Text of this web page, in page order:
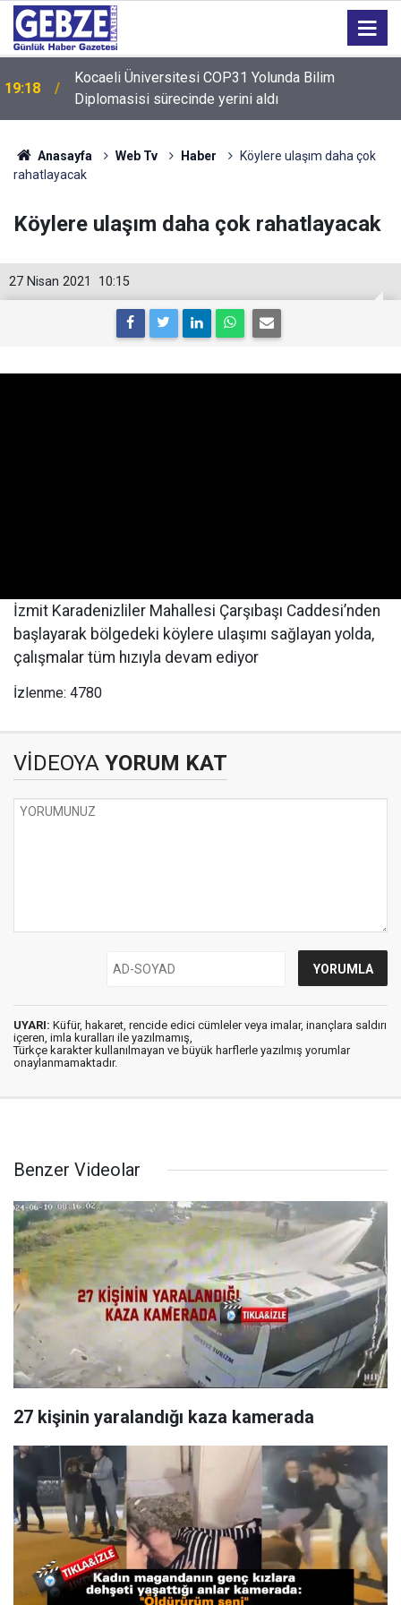
19:18
Kocaeli Üniversitesi COP31 Yolunda Bilim
Diplomasisi sürecinde yerini aldı
19:17
Başkanvekili Lütfü Obuz’dan Pazar Ziyareti
Anasayfa Web Tv Haber
Köylere ulaşım daha çok
rahatlayacak
Köylere ulaşım daha çok rahatlayacak
10:15
27 Nisan 2021
İzmit Karadenizliler Mahallesi Çarşıbaşı Caddesi’nden
başlayarak bölgedeki köylere ulaşımı sağlayan yolda,
çalışmalar tüm hızıyla devam ediyor
İzlenme: 4780
VİDEOYA YORUM KAT
UYARI: Küfür, hakaret, rencide edici cümleler veya imalar, inançlara saldırı
içeren, imla kuralları ile yazılmamış,
Türkçe karakter kullanılmayan ve büyük harflerle yazılmış yorumlar
onaylanmamaktadır.
Benzer Videolar
27 kişinin yaralandığı kaza kamerada